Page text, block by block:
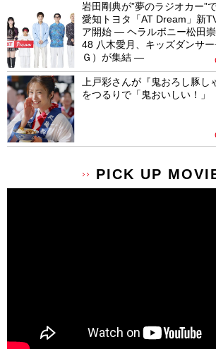
岩田剛典が”夢のラジオカー”
愛知トヨタ「AT Dream」新
ア開始 ― ヘラルボニー松田
48 八木愛月、キッズダンサ
Ｇ）が集結 ―
上戸彩さんが『鬼おろし豚し
をつるりで「鬼おいしい！」
PICK UP